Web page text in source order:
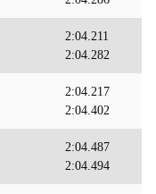
2:04.211
2:04.282
2:04.217
2:04.402
2:04.487
2:04.494